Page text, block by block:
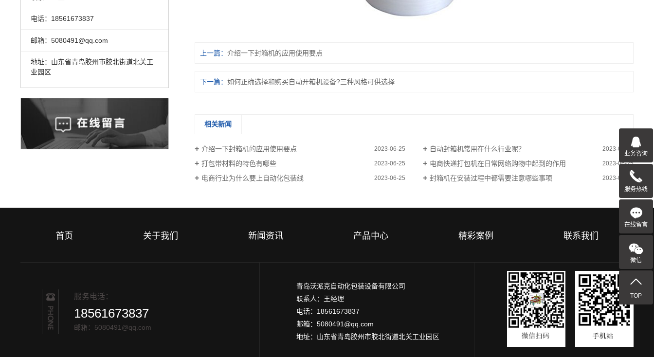
电话：18561673837
邮箱：5080491@qq.com
地址：山东省青岛胶州市胶北街道北关工
业园区
上一篇： 介绍一下封箱机的应用使用要点
下一篇： 如何正确选择和购买自动开箱机设备?三种风格可供选择
相关新闻
介绍一下封箱机的应用使用要点 2023-06-25 自动封箱机常用在什么行业呢？ 2023-06-25
打包带材料的特色有哪些 2023-06-25 电商快递打包机在日常网络购物中起到的作用 2023-06-25
电商行业为什么要上自动化包装线 2023-06-25 封箱机在安装过程中都需要注意哪些事项 2023-06-21
首页 关于我们 新闻资讯 产品中心 精彩案例 联系我们
服务电话：
18561673837
邮箱：5080491@qq.com
青岛沃派克自动化包装设备有限公司
联系人：王经理
电话：18561673837
邮箱：5080491@qq.com
地址：山东省青岛胶州市胶北街道北关工业园区
业务咨询
服务热线
在线留言
微信
TOP